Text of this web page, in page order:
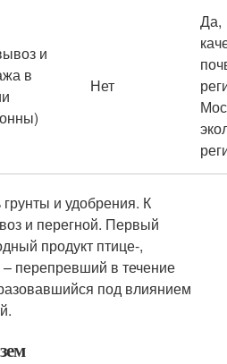
и
в
Нет
Да,
и удобрения. К
и перегной. Первый
продукт птице-,
перепревший в течение
под влиянием